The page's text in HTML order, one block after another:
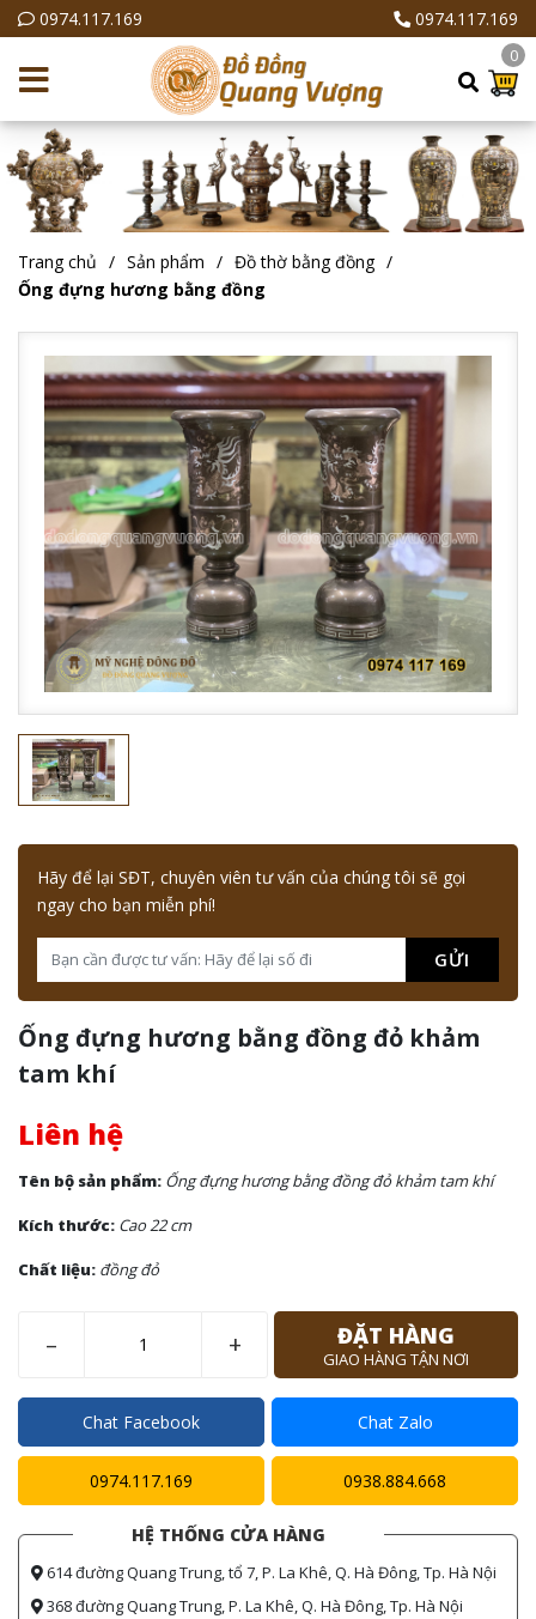
0974.117.169 0974.117.169
0
Trang chủ Sản phẩm
Đồ thờ bằng đồng
Ống đựng hương bằng đồng
Hãy để lại SĐT, chuyên viên tư vấn của chúng tôi sẽ gọi
ngay cho bạn miễn phí!
GỬI
Ống đựng hương bằng đồng đỏ khảm
tam khí
Liên hệ
Tên bộ sản phẩm: Ống đựng hương bằng đồng đỏ khảm tam khí
Kích thước: Cao 22 cm
Chất liệu: đồng đỏ
– + ĐẶT HÀNG
GIAO HÀNG TẬN NƠI
Chat Facebook Chat Zalo
0974.117.169 0938.884.668
HỆ THỐNG CỬA HÀNG
614 đường Quang Trung, tổ 7, P. La Khê, Q. Hà Đông, Tp. Hà Nội
368 đường Quang Trung, P. La Khê, Q. Hà Đông, Tp. Hà Nội